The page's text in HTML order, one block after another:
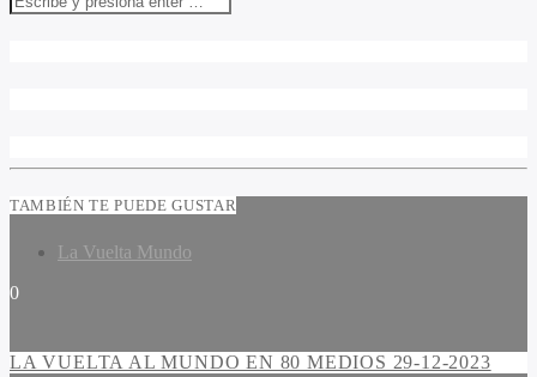
TAMBIÉN TE PUEDE GUSTAR
La Vuelta Mundo
0
LA VUELTA AL MUNDO EN 80 MEDIOS 29-12-2023